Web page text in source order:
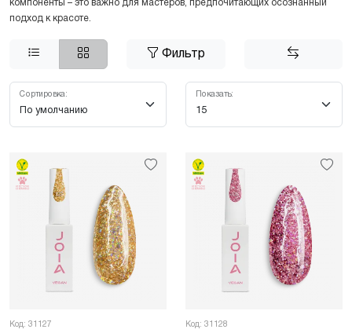
компоненты – это важно для мастеров, предпочитающих осознанный
подход к красоте.
Фильтр
Сортировка: Показать:
Код: 31127 Код: 31128